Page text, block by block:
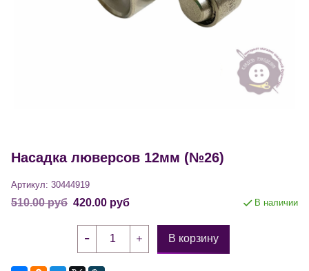
Насадка люверсов 12мм (№26)
Артикул: 30444919
510.00 руб 420.00 руб В наличии
В корзину